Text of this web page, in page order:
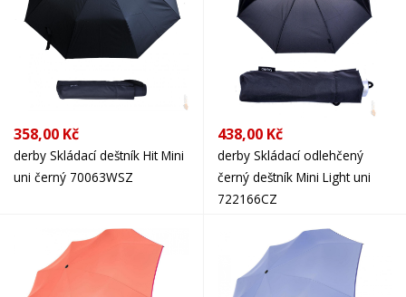
358,00 Kč
derby Skládací deštník Hit Mini
uni černý 70063WSZ
438,00 Kč
derby Skládací odlehčený
černý deštník Mini Light uni
722166CZ